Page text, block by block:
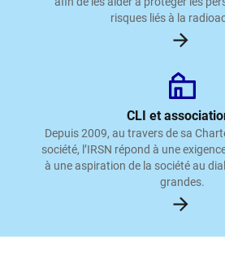
risques liés à la
CLI et
Depuis 2009, au travers de sa
société, l’IRSN répond à une
à une aspiration de la société au
grandes.